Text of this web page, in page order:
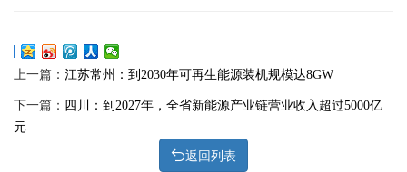
上一篇： 江苏常州：到2030年可再生能源装机规模达8GW
下一篇： 四川：到2027年，全省新能源产业链营业收入超过5000亿
元
返回列表